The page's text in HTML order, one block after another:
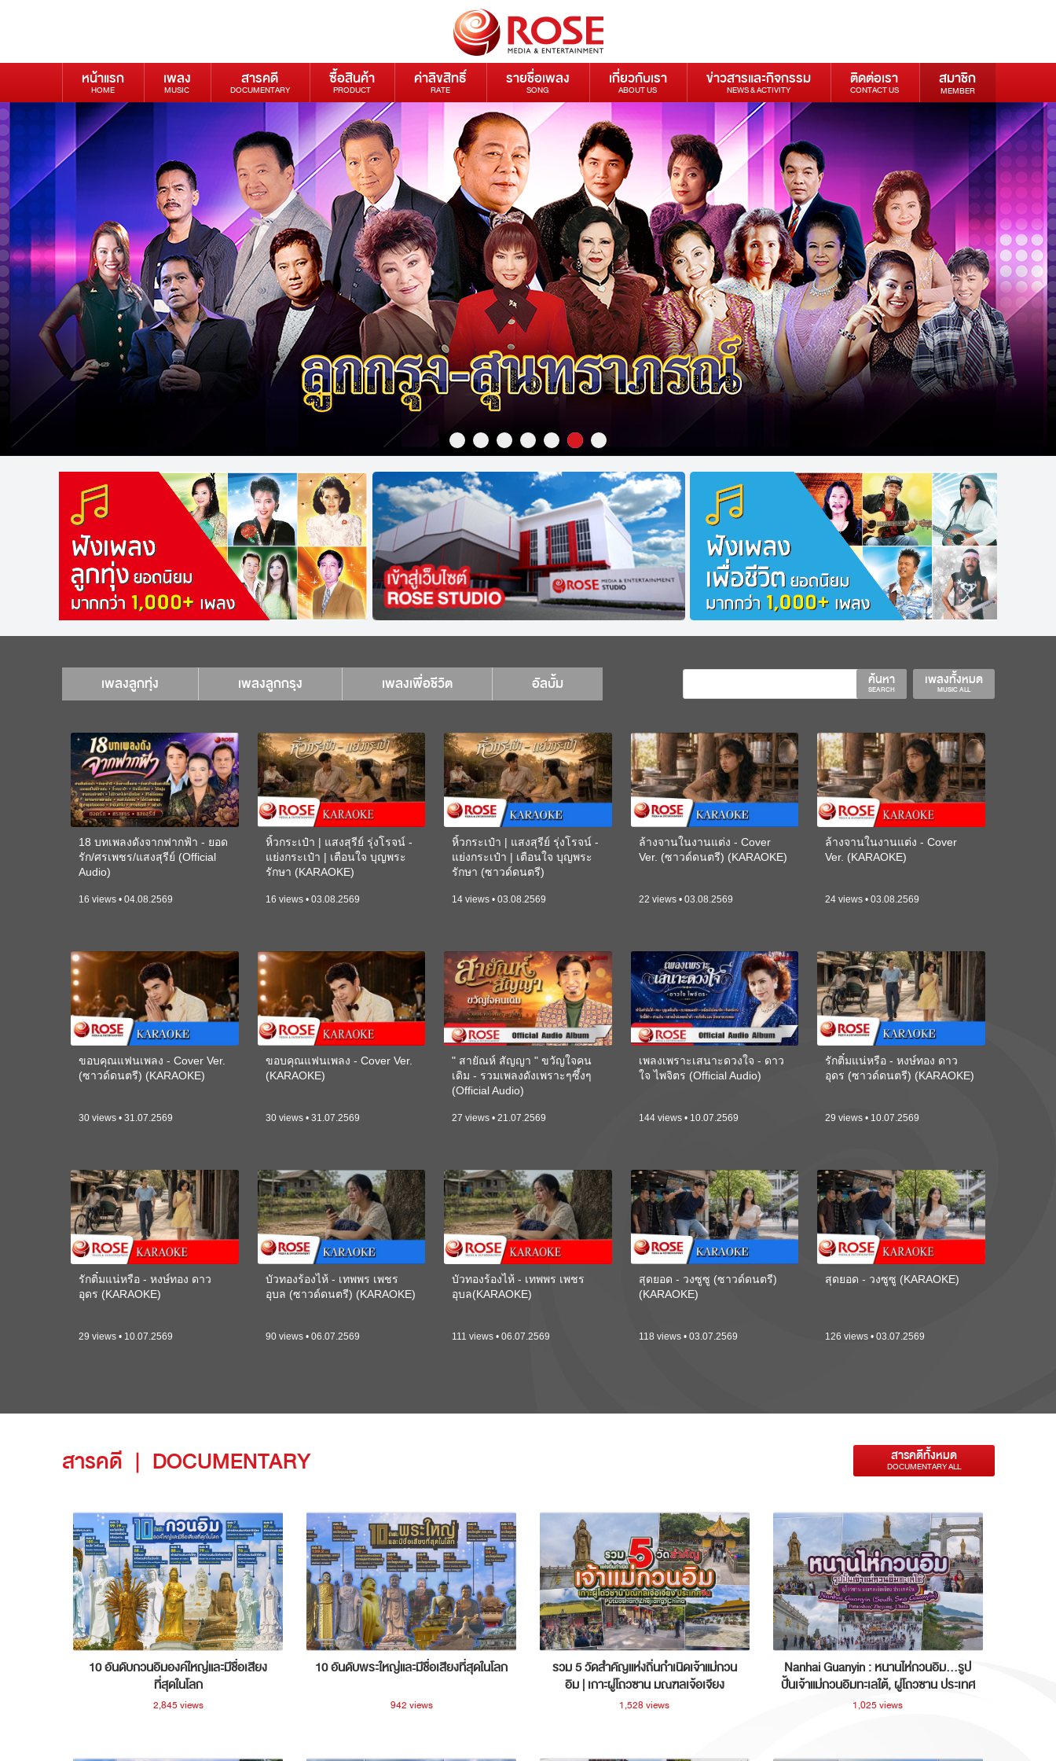
หน้าแรก
HOME
เพลง
MUSIC
สารคดี
DOCUMENTARY
ซื้อสินค้า
PRODUCT
ค่าลิขสิทธิ์
RATE
รายชื่อเพลง
SONG
เกี่ยวกับเรา
ABOUT US
ข่าวสารและกิจกรรม
NEWS & ACTIVITY
ติดต่อเรา
CONTACT US
สมาชิก
MEMBER
เพลงลูกทุ่ง เพลงลูกกรุง เพลงเพื่อชีวิต อัลบั้ม เพลงทั้งหมด
MUSIC ALL
ค้นหา
SEARCH
18 บทเพลงดังจากฟากฟ้า - ยอด
รัก/ศรเพชร/แสงสุรีย์ (Official
Audio)
16 views • 04.08.2569
หิ้วกระเป๋า | แสงสุรีย์ รุ่งโรจน์ -
แย่งกระเป๋า | เตือนใจ บุญพระ
รักษา (KARAOKE)
16 views • 03.08.2569
หิ้วกระเป๋า | แสงสุรีย์ รุ่งโรจน์ -
แย่งกระเป๋า | เตือนใจ บุญพระ
รักษา (ซาวด์ดนตรี)
14 views • 03.08.2569
ล้างจานในงานแต่ง - Cover
Ver. (ซาวด์ดนตรี) (KARAOKE)
22 views • 03.08.2569
ล้างจานในงานแต่ง - Cover
Ver. (KARAOKE)
24 views • 03.08.2569
ขอบคุณแฟนเพลง - Cover Ver.
(ซาวด์ดนตรี) (KARAOKE)
30 views • 31.07.2569
ขอบคุณแฟนเพลง - Cover Ver.
(KARAOKE)
30 views • 31.07.2569
" สายัณห์ สัญญา " ขวัญใจคน
เดิม - รวมเพลงดังเพราะๆซึ้งๆ
(Official Audio)
27 views • 21.07.2569
เพลงเพราะเสนาะดวงใจ - ดาว
ใจ ไพจิตร (Official Audio)
144 views • 10.07.2569
รักติ๋มแน่หรือ - หงษ์ทอง ดาว
อุดร (ซาวด์ดนตรี) (KARAOKE)
29 views • 10.07.2569
รักติ๋มแน่หรือ - หงษ์ทอง ดาว
อุดร (KARAOKE)
29 views • 10.07.2569
บัวทองร้องไห้ - เทพพร เพชร
อุบล (ซาวด์ดนตรี) (KARAOKE)
90 views • 06.07.2569
บัวทองร้องไห้ - เทพพร เพชร
อุบล(KARAOKE)
111 views • 06.07.2569
สุดยอด - วงซูซู (ซาวด์ดนตรี)
(KARAOKE)
118 views • 03.07.2569
สุดยอด - วงซูซู (KARAOKE)
126 views • 03.07.2569
สารคดี | DOCUMENTARY สารคดีทั้งหมด
DOCUMENTARY ALL
10 อันดับกวนอิมองค์ใหญ่และมีชื่อเสียง
ที่สุดในโลก
2,845 views
10 อันดับพระใหญ่และมีชื่อเสียงที่สุดในโลก
942 views
รวม 5 วัดสำคัญแห่งถิ่นกำเนิดเจ้าแม่กวน
อิม | เกาะผู่โถวซาน มณฑลเจ้อเจียง
ประเทศจีน
1,528 views
Nanhai Guanyin : หนานไห่กวนอิม...รูป
ปั้นเจ้าแม่กวนอิมทะเลใต้, ผู่โถวซาน ประเทศ
จีน
1,025 views